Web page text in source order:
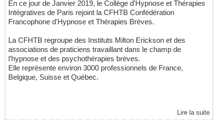
En ce jour de Janvier 2019, le Collège d'Hypnose et Thérapies
Intégratives de Paris rejoint la CFHTB Confédération
Francophone d'Hypnose et Thérapies Brèves.
La CFHTB regroupe des Instituts Milton Erickson et des
associations de praticiens travaillant dans le champ de
l’hypnose et des psychothérapies brèves.
Elle représente environ 3000 professionnels de France,
Belgique, Suisse et Québec.
Lire la suite